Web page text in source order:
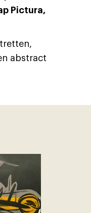
Pictura,
abstract